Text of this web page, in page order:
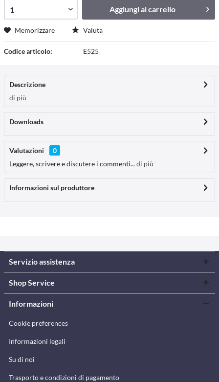
Aggiungi alcarrello
Memorizzare Valuta
Codice articolo: E525
Descrizione
di più
Downloads
Valutazioni
0
Leggere, scrivere e discutere i commenti...di più
Informazioni sul produttore
Servizio assistenza
Shop Service
Informazioni
Cookie preferences
Informazioni legali
Su di noi
Trasporto e condizioni di pagamento